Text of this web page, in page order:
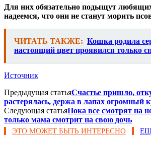
Для них обязательно подыщут
надеемся, что они не станут морить
ЧИТАТЬ ТАКЖЕ: Кошка родила
настоящий цвет проявился только
Источник
Предыдущая статьяСчастье пришло,
растерялась, держа в лапах огромный
Следующая статьяПока все смотрят на
только мама смотрит на свою дочь
ЭТО МОЖЕТ БЫТЬ ИНТЕРЕСНО